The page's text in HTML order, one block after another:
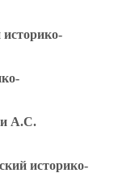
А.С.
историко-